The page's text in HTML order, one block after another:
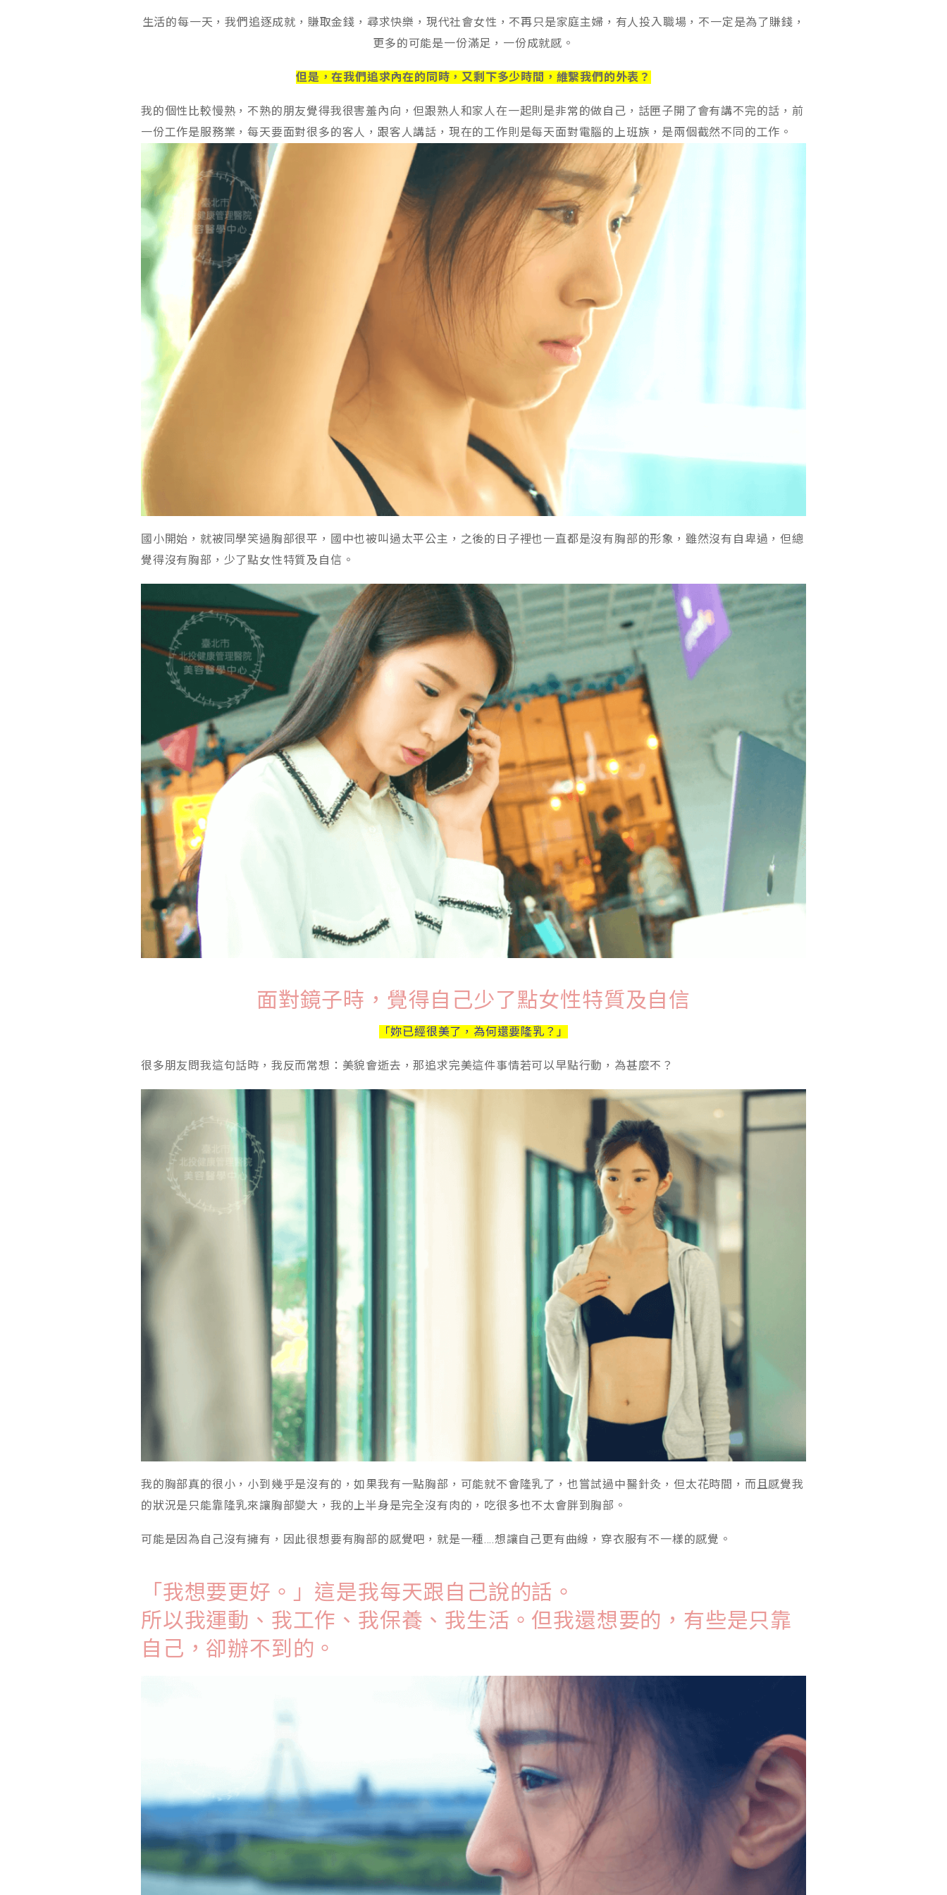
生活的每一天，我們追逐成就，賺取金錢，尋求快樂，現代社會女性，不再只是家庭主婦，有人投入職場，不一定是為了賺錢，
更多的可能是一份滿足，一份成就感。
但是，在我們追求內在的同時，又剩下多少時間，維繫我們的外表？
我的個性比較慢熟，不熟的朋友覺得我很害羞內向，但跟熟人和家人在一起則是非常的做自己，話匣子開了會有講不完的話，前
一份工作是服務業，每天要面對很多的客人，跟客人講話，現在的工作則是每天面對電腦的上班族，是兩個截然不同的工作。
國小開始，就被同學笑過胸部很平，國中也被叫過太平公主，之後的日子裡也一直都是沒有胸部的形象，雖然沒有自卑過，但總
覺得沒有胸部，少了點女性特質及自信。
面對鏡子時，覺得自己少了點女性特質及自信
「妳已經很美了，為何還要隆乳？」
很多朋友問我這句話時，我反而常想：美貌會逝去，那追求完美這件事情若可以早點行動，為甚麼不？
我的胸部真的很小，小到幾乎是沒有的，如果我有一點胸部，可能就不會隆乳了，也嘗試過中醫針灸，但太花時間，而且感覺我
的狀況是只能靠隆乳來讓胸部變大，我的上半身是完全沒有肉的，吃很多也不太會胖到胸部。
可能是因為自己沒有擁有，因此很想要有胸部的感覺吧，就是一種….想讓自己更有曲線，穿衣服有不一樣的感覺。
「我想要更好。」這是我每天跟自己說的話。
所以我運動、我工作、我保養、我生活。但我還想要的，有些是只靠
自己，卻辦不到的。